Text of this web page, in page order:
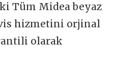
Tüm Midea beyaz
hizmetini orjinal
olarak